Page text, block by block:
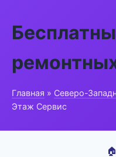
Главная » Северо-
Этаж Сервис